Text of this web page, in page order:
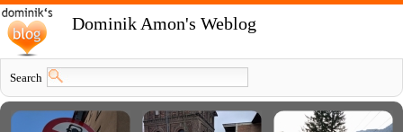
Dominik Amon's Weblog
Search